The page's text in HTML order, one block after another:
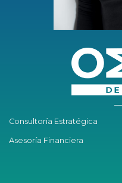
Consultoría Estratégica
Asesoría Financiera